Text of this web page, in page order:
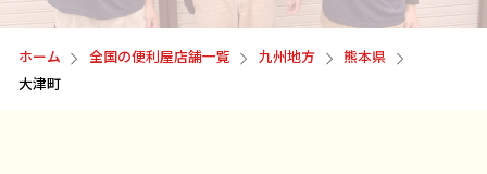
ホーム 全国の便利屋店舗一覧 九州地方
熊本県
大津町